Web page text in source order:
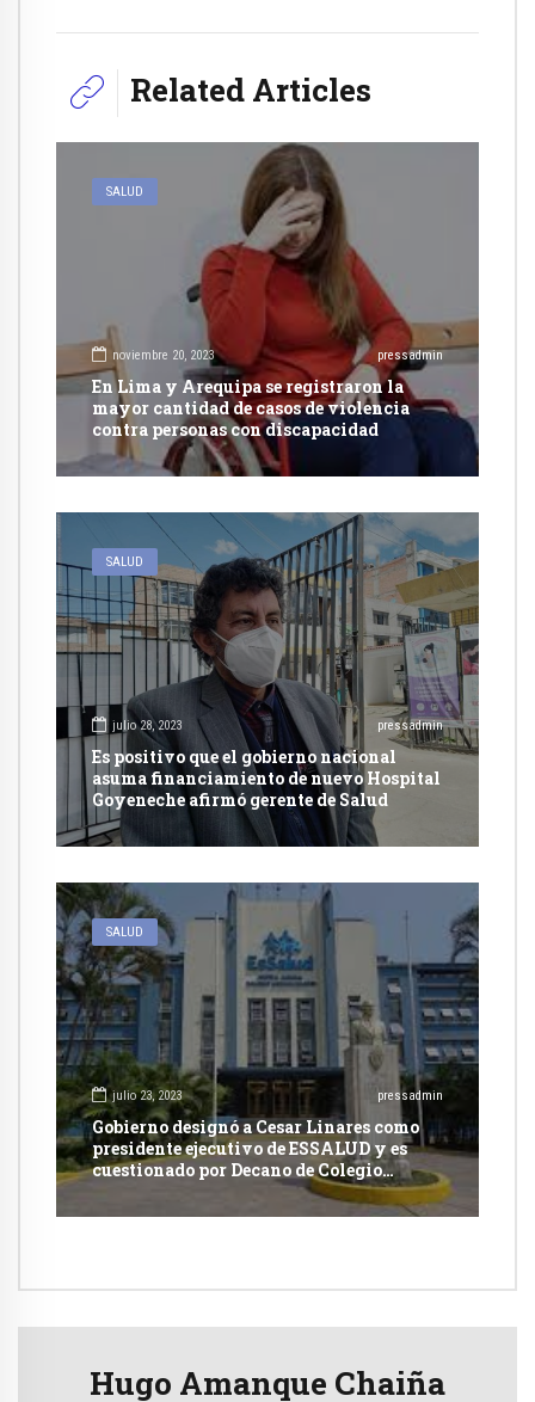
Related Articles
SALUD
noviembre 20, 2023 pressadmin
En Lima y Arequipa se registraron la
mayor cantidad de casos de violencia
contra personas con discapacidad
SALUD
julio 28, 2023 pressadmin
Es positivo que el gobierno nacional
asuma financiamiento de nuevo Hospital
Goyeneche afirmó gerente de Salud
SALUD
julio 23, 2023 pressadmin
Gobierno designó a Cesar Linares como
presidente ejecutivo de ESSALUD y es
cuestionado por Decano de Colegio
Hugo Amanque Chaiña